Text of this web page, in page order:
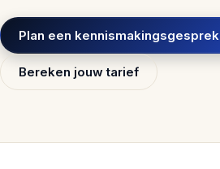
Plan een kennismakingsgesprek
Bereken jouw tarief